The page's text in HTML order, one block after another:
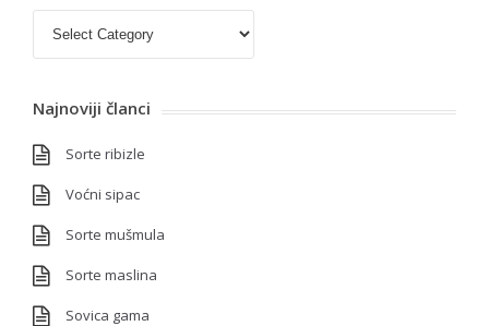
Najnoviji članci
Sorte ribizle
Voćni sipac
Sorte mušmula
Sorte maslina
Sovica gama